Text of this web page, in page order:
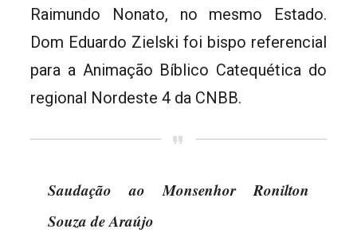
Raimundo Nonato, no mesmo Estado.
Dom Eduardo Zielski foi bispo referencial
para a Animação Bíblico Catequética do
regional Nordeste 4 da CNBB.
Saudação ao Monsenhor Ronilton
Souza de Araújo